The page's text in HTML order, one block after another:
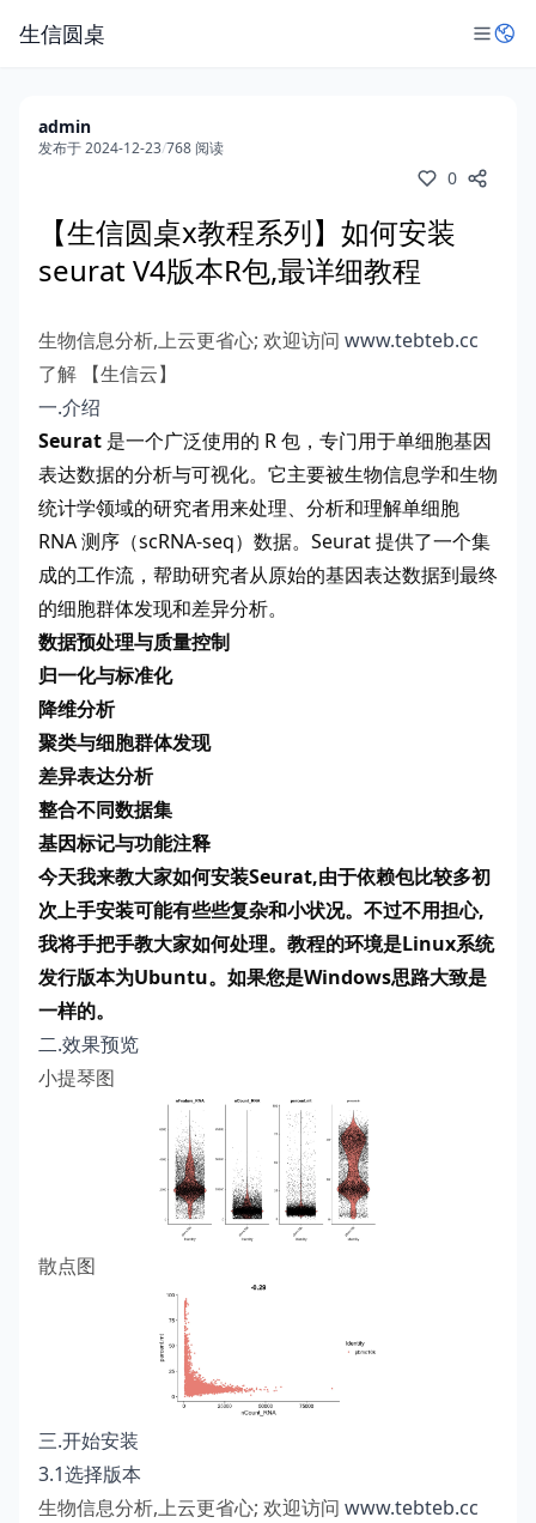
生信圆桌
admin
发布于 2024-12-23/768 阅读
0
【生信圆桌x教程系列】如何安装
seurat V4版本R包,最详细教程
生物信息分析,上云更省心; 欢迎访问 www.tebteb.cc
了解 【生信云】
一.介绍
Seurat 是一个广泛使用的 R 包，专门用于单细胞基因
表达数据的分析与可视化。它主要被生物信息学和生物
统计学领域的研究者用来处理、分析和理解单细胞
RNA 测序（scRNA-seq）数据。Seurat 提供了一个集
成的工作流，帮助研究者从原始的基因表达数据到最终
的细胞群体发现和差异分析。
数据预处理与质量控制
归一化与标准化
降维分析
聚类与细胞群体发现
差异表达分析
整合不同数据集
基因标记与功能注释
今天我来教大家如何安装Seurat,由于依赖包比较多初
次上手安装可能有些些复杂和小状况。不过不用担心,
我将手把手教大家如何处理。教程的环境是Linux系统
发行版本为Ubuntu。如果您是Windows思路大致是
一样的。
二.效果预览
小提琴图
散点图
三.开始安装
3.1选择版本
生物信息分析,上云更省心; 欢迎访问 www.tebteb.cc